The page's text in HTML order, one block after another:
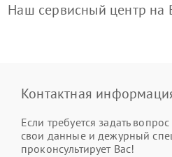
Наш сервисный центр на
Контактная
Если требуется задать
свои данные и дежурный
проконсультирует Вас!